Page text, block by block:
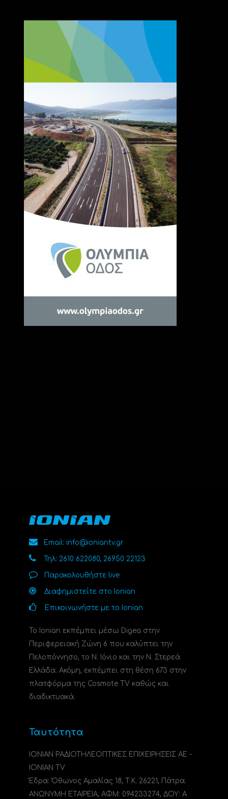
Email: info@ioniantv.gr
Τηλ: 2610 622080, 26950 22123
Παρακολουθήστε live
Διαφημιστείτε στο Ionian
Επικοινωνήστε με το Ionian
Το Ionian εκπέμπει μέσω Digea στην
Περιφερειακή Ζώνη 6 που καλύπτει την
Πελοπόννησο, το N. Ιόνιο και την Ν. Στερεά
Ελλάδα. Ακόμη, εκπέμπει στη θέση 673 στην
πλατφόρμα της Cosmote TV καθώς και
διαδικτυακά.
Ταυτότητα
ΙΟΝΙΑΝ ΡΑΔΙΟΤΗΛΕΟΠΤΙΚΕΣ ΕΠΙΧΕΙΡΗΣΕΙΣ ΑΕ -
IONIAN TV
Έδρα: Όθωνος Αμαλίας 18, Τ.Κ. 26221, Πάτρα.
ΑΝΩΝΥΜΗ ΕΤΑΙΡΕΙΑ, ΑΦΜ: 094233274, ΔΟΥ: A